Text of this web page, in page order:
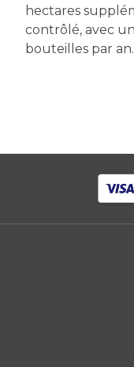
hectares
contrôlé, avec
bouteilles par an.